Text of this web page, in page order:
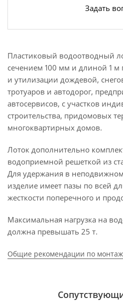
Задать
Пластиковый водоотводный
сечением 100 мм и длиной 1 м
и утилизации дождевой,
тротуаров и автодорог,
автосервисов, с участков
строительства, придомовых
многоквартирных домов.
Лоток дополнительно
водоприемной решеткой из
Для удержания в
изделие имеет пазы по всей
жесткости поперечного и
Максимальная нагрузка на
должна превышать 25 т.
Общие рекомендации по